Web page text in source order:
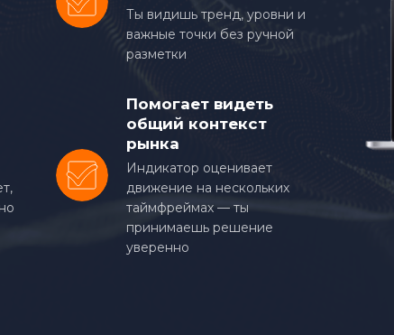
Ты видишь тренд, уровни и
важные точки без ручной
разметки
Помогает видеть
общий контекст
рынка
Индикатор оценивает
движение на нескольких
таймфреймах — ты
принимаешь решение
уверенно